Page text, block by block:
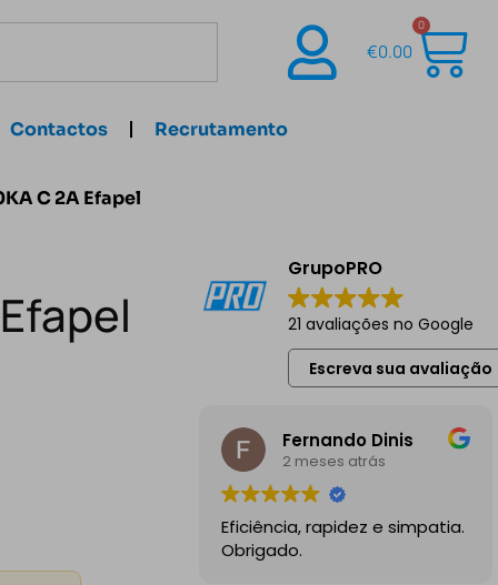
€0.00
0
Contactos Recrutamento
C 2A Efapel
GrupoPRO
21 avaliações no Google
Escreva sua avaliação
Fernando Dinis
2 meses atrás
Eficiência, rapidez e simpatia.
Obrigado.